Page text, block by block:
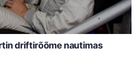
driftirõõme nautimas